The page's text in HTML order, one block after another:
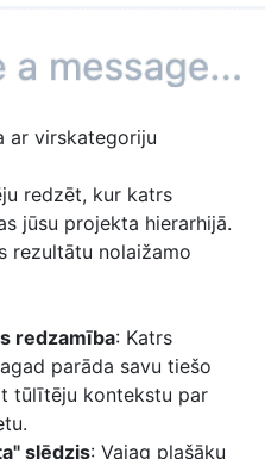
ar virskategoriju
redzēt, kur katrs
jūsu projekta hierarhijā.
rezultātu nolaižamo
redzamība: Katrs
parāda savu tiešo
tūlītēju kontekstu par
slēdzis: Vajag plašāku